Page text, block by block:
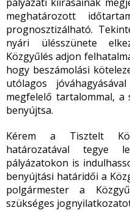
meghatározott
prognosztizálható.
nyári ülésszünete
Közgyűlés adjon
hogy beszámolási
utólagos
megfelelő tartalommal, a
benyújtsa.
Kérem a Tisztelt
határozatával tegye
pályázatokon is
benyújtási határidői a
polgármester a
szükséges